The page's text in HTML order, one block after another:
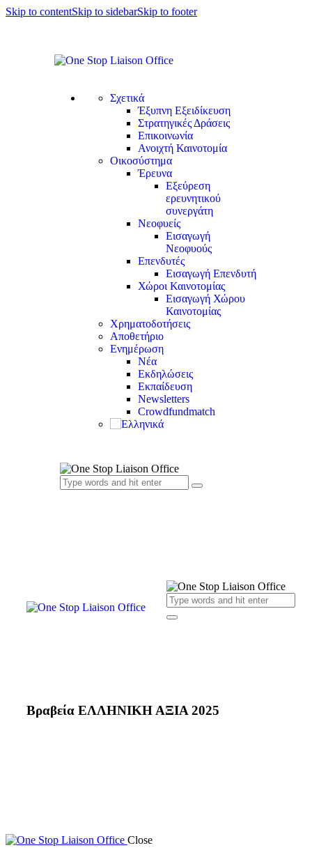
Skip to contentSkip to sidebarSkip to footer
Σχετικά
Έξυπνη Εξειδίκευση
Στρατηγικές Δράσεις
Επικοινωνία
Ανοιχτή Καινοτομία
Οικοσύστημα
Έρευνα
Εξεύρεση
ερευνητικού
συνεργάτη
Νεοφυείς
Εισαγωγή
Νεοφυούς
Επενδυτές
Εισαγωγή Επενδυτή
Χώροι Καινοτομίας
Εισαγωγή Χώρου
Καινοτομίας
Χρηματοδοτήσεις
Αποθετήριο
Ενημέρωση
Νέα
Εκδηλώσεις
Εκπαίδευση
Newsletters
Crowdfundmatch
Βραβεία ΕΛΛΗΝΙΚΗ ΑΞΙΑ 2025
Close